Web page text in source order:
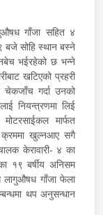
गाँजा सहित ४
बजे सोहि स्थान बस्ने
भईरहेको छ भन्ने
खटिएको प्रहरी
चेकजाँच गर्दा उनको
नियन्त्रणमा लिई
मार्फत
क्रममा खुल्नआए सगै
केरावारी- ४ का
१९ बर्षीय अनिसम
लागुऔषध गाँजा फेला
थप अनुसन्धान